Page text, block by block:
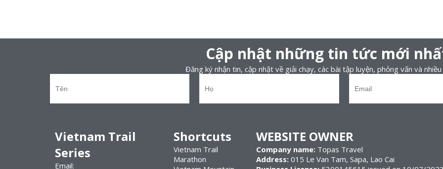
Cập nhật những tin tức mới
Đăng ký nhận tin, cập nhật về giải chạy, các bài tập luyện, phỏng vấn và
Vietnam Trail
Series
Email:
Shortcuts
Vietnam Trail
Marathon
WEBSITE OWNER
Company name:Topas Travel
Address:015 Le Van Tam, Sapa, Lao Cai